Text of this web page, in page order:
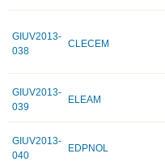
GIUV2013-
038
CLECEM
GIUV2013-
039
ELEAM
GIUV2013-
040
EDPNOL